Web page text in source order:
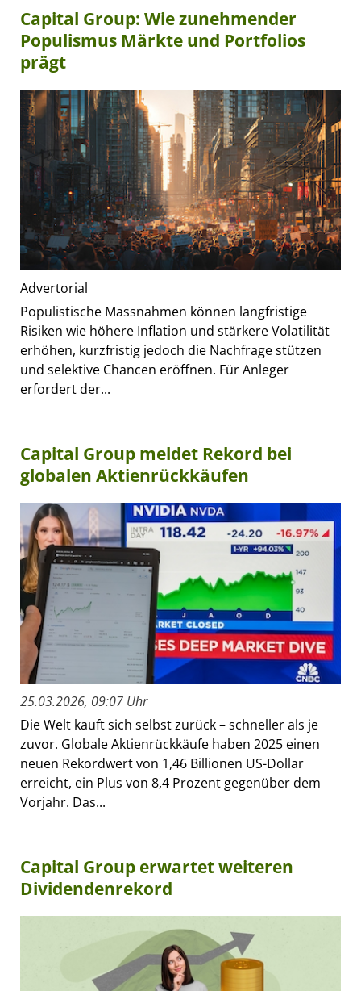
Capital Group: Wie zunehmender
Populismus Märkte und Portfolios
prägt
Advertorial
Populistische Massnahmen können langfristige
Risiken wie höhere Inflation und stärkere Volatilität
erhöhen, kurzfristig jedoch die Nachfrage stützen
und selektive Chancen eröffnen. Für Anleger
erfordert der...
Capital Group meldet Rekord bei
globalen Aktienrückkäufen
25.03.2026, 09:07 Uhr
Die Welt kauft sich selbst zurück – schneller als je
zuvor. Globale Aktienrückkäufe haben 2025 einen
neuen Rekordwert von 1,46 Billionen US-Dollar
erreicht, ein Plus von 8,4 Prozent gegenüber dem
Vorjahr. Das...
Capital Group erwartet weiteren
Dividendenrekord